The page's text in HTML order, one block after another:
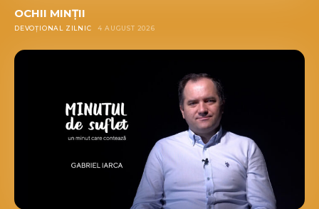
OCHII MINȚII
DEVOȚIONAL ZILNIC 4 AUGUST 2026